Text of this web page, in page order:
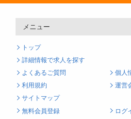
メニュー
トップ
詳細情報で求人を探す
よくあるご質問
個人
利用規約
運営
サイトマップ
無料会員登録
ログ